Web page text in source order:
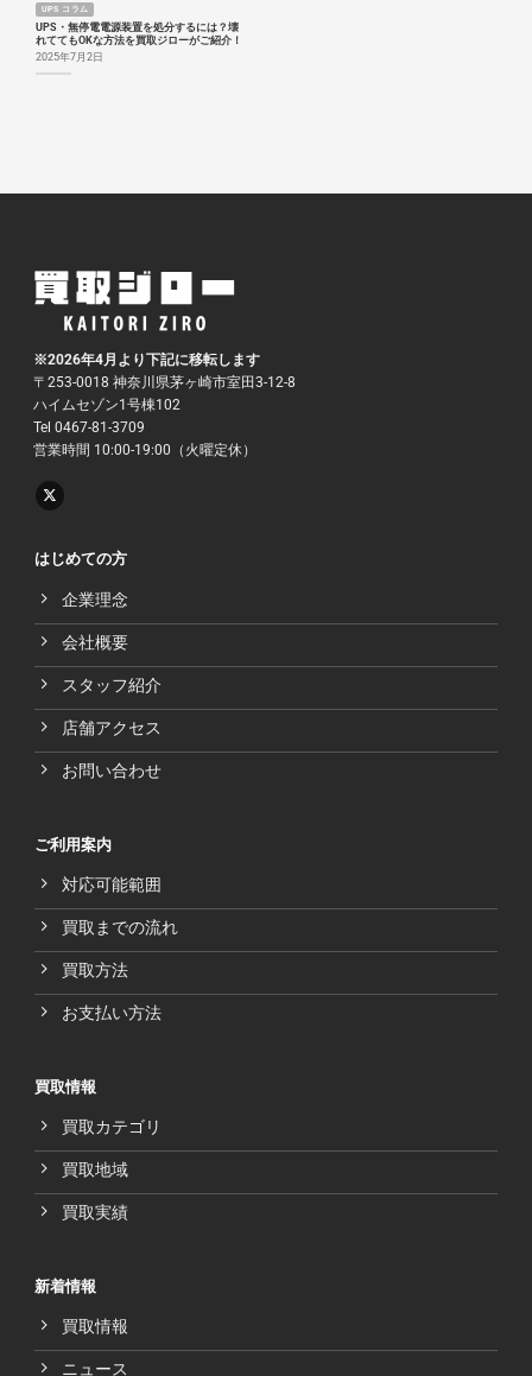
UPS コラム
UPS・無停電電源装置を処分するには？壊
れててもOKな方法を買取ジローがご紹介！
2025年7月2日
※2026年4月より下記に移転します
〒253-0018 神奈川県茅ヶ崎市室田3-12-8
ハイムセゾン1号棟102
Tel 0467-81-3709
営業時間 10:00-19:00（火曜定休）
はじめての方
企業理念
会社概要
スタッフ紹介
店舗アクセス
お問い合わせ
ご利用案内
対応可能範囲
買取までの流れ
買取方法
お支払い方法
買取情報
買取カテゴリ
買取地域
買取実績
新着情報
買取情報
ニュース